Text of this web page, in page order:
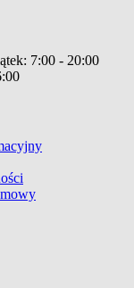
7:00 - 20:00